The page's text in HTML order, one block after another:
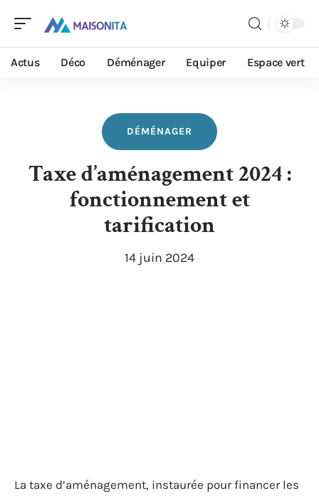
Actus Déco Déménager Equiper Espace vert
DÉMÉNAGER
Taxe d’aménagement 2024 :
fonctionnement et
tarification
14 juin 2024
La taxe d’aménagement, instaurée pour financer les